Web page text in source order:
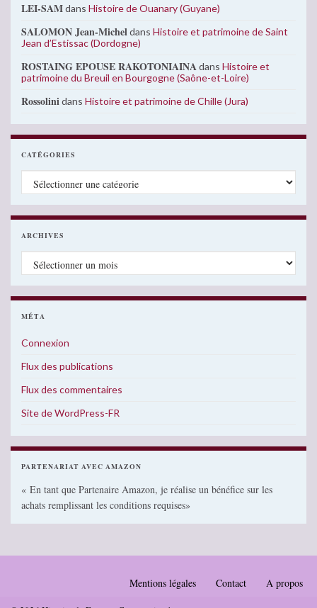
LEI-SAMdans Histoire de Ouanary (Guyane)
SALOMON Jean-Micheldans Histoire et patrimoine de Saint
Jean d’Estissac (Dordogne)
ROSTAING EPOUSE RAKOTONIAINAdans Histoire et
patrimoine du Breuil en Bourgogne (Saône-et-Loire)
Rossolinidans Histoire et patrimoine de Chille (Jura)
CATÉGORIES
Catégories
ARCHIVES
Archives
MÉTA
Connexion
Flux des publications
Flux des commentaires
Site de WordPress-FR
PARTENARIAT AVEC AMAZON
« En tant que Partenaire Amazon, je réalise un bénéfice sur les
achats remplissant les conditions requises»
Mentions légales Contact A propos